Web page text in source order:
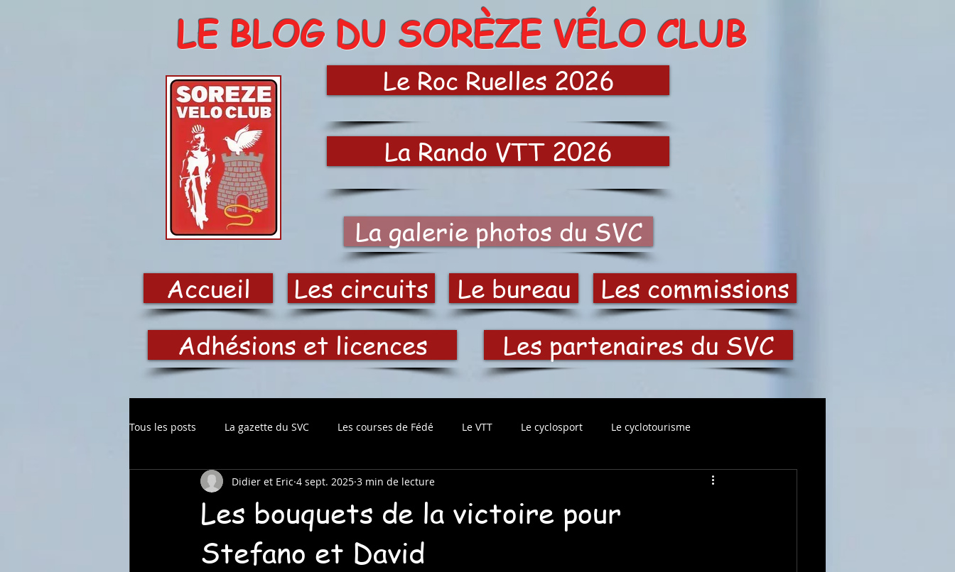
LE BLOG DU SORÈZE VÉLO CLUB
Le Roc Ruelles 2026
La Rando VTT 2026
La galerie photos du SVC
Accueil
Les circuits Le bureau
Les commissions
Adhésions et licences
Les partenaires du SVC
Tous les posts La gazette du SVC Les courses de Fédé Le VTT Le cyclosport Le cyclotourisme
Les bouquets de la victoire pour
Stefano et David
Didier et Eric 4 sept. 2025 3 min de lecture